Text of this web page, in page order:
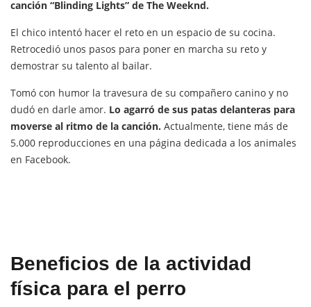
canción “Blinding Lights” de The Weeknd.
El chico intentó hacer el reto en un espacio de su cocina.
Retrocedió unos pasos para poner en marcha su reto y
demostrar su talento al bailar.
Tomó con humor la travesura de su compañero canino y no
dudó en darle amor. Lo agarró de sus patas delanteras para
moverse al ritmo de la canción. Actualmente, tiene más de
5.000 reproducciones en una página dedicada a los animales
en Facebook.
Beneficios de la actividad
física para el perro